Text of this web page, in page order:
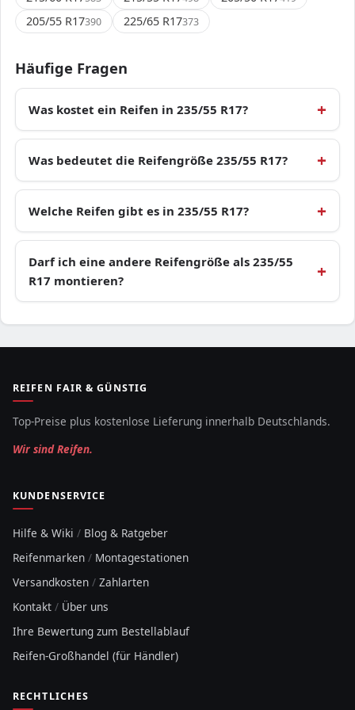
205/55 R17390 225/65 R17373
Häufige Fragen
Was kostet ein Reifen in 235/55 R17?
Was bedeutet die Reifengröße 235/55 R17?
Welche Reifen gibt es in 235/55 R17?
Darf ich eine andere Reifengröße als 235/55
R17 montieren?
REIFEN FAIR & GÜNSTIG
Top-Preise plus kostenlose Lieferung innerhalb Deutschlands.
Wir sind Reifen.
KUNDENSERVICE
Hilfe & Wiki / Blog & Ratgeber
Reifenmarken / Montagestationen
Versandkosten / Zahlarten
Kontakt / Über uns
Ihre Bewertung zum Bestellablauf
Reifen-Großhandel (für Händler)
RECHTLICHES